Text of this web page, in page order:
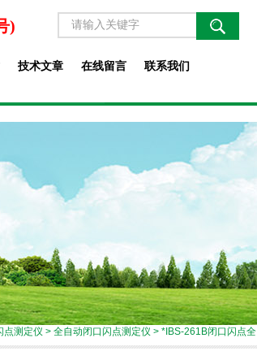
)
技术文章 在线留言 联系我们
点测定仪 > 全自动闭口闪点测定仪 > *IBS-261B闭口闪点全自动测定仪